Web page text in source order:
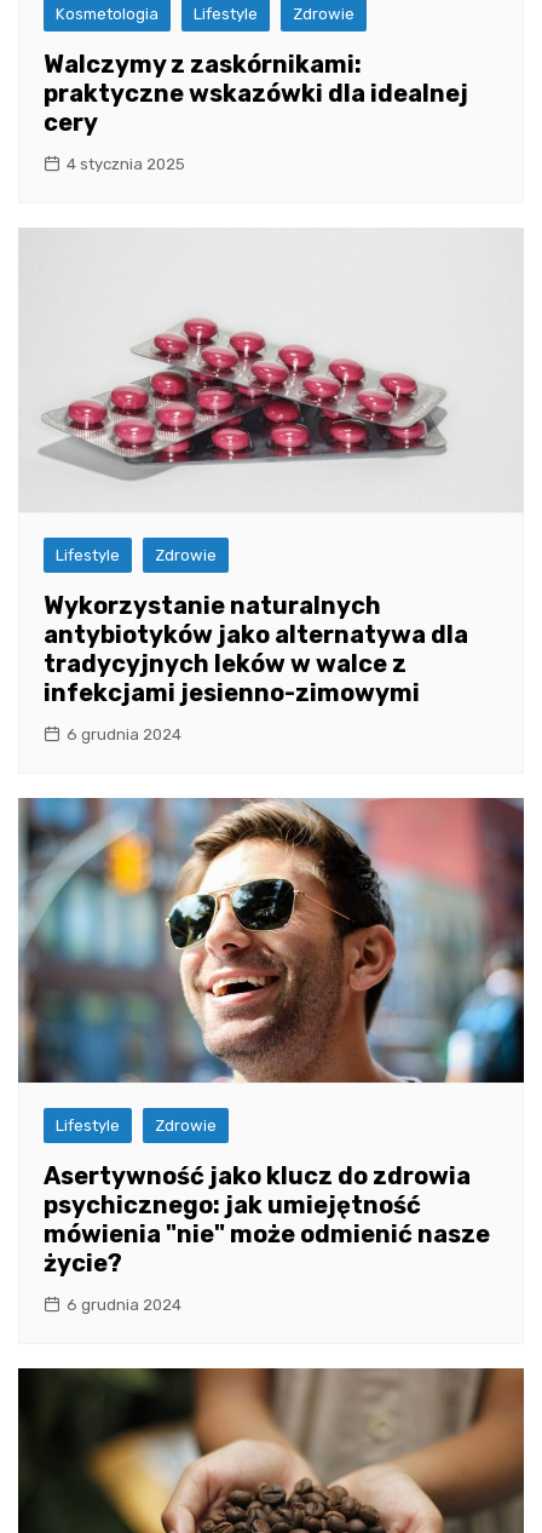
Kosmetologia Lifestyle Zdrowie
Walczymy z zaskórnikami:
praktyczne wskazówki dla idealnej
cery
4 stycznia 2025
Lifestyle Zdrowie
Wykorzystanie naturalnych
antybiotyków jako alternatywa dla
tradycyjnych leków w walce z
infekcjami jesienno-zimowymi
6 grudnia 2024
Lifestyle Zdrowie
Asertywność jako klucz do zdrowia
psychicznego: jak umiejętność
mówienia "nie" może odmienić nasze
życie?
6 grudnia 2024